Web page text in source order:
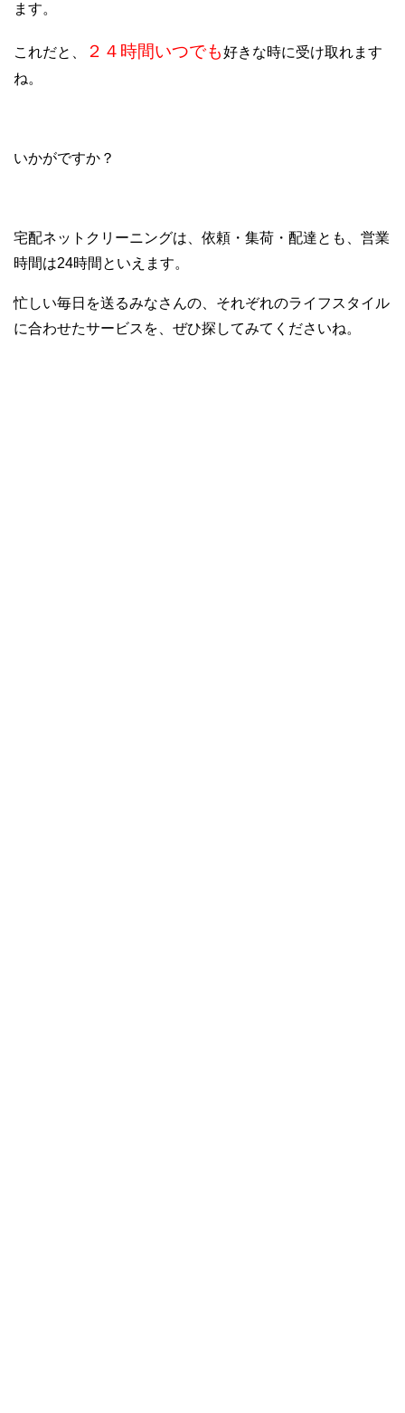
ます。
これだと、 ２４時間いつでも好きな時に受け取れます
ね。
いかがですか？
宅配ネットクリーニングは、依頼・集荷・配達とも、営業
時間は24時間といえます。
忙しい毎日を送るみなさんの、それぞれのライフスタイル
に合わせたサービスを、ぜひ探してみてくださいね。